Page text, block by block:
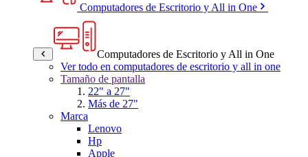
Computadores de Escritorio y All in One
Computadores de Escritorio y All in One
Ver todo en computadores de escritorio y all in one
Tamaño de pantalla
22" a 27"
Más de 27"
Marca
Lenovo
Hp
Apple